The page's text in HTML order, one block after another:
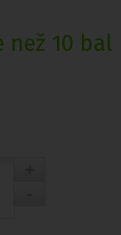
než 10 bal